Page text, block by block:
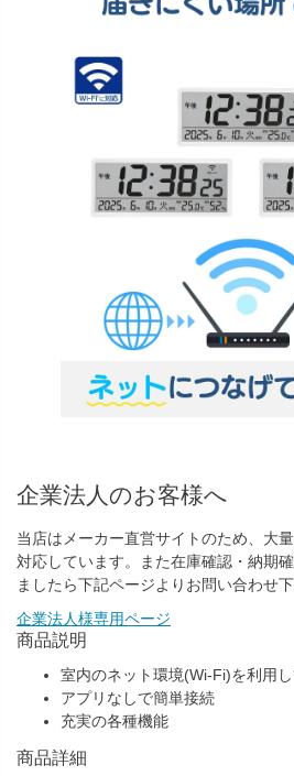
企業法人のお客様へ
当店はメーカー直営サイトのため、大
対応しています。また在庫確認・納期
ましたら下記ページよりお問い合わせ下
企業法人様専用ページ
商品説明
室内のネット環境(Wi-Fi)を利用
アプリなしで簡単接続
充実の各種機能
商品詳細